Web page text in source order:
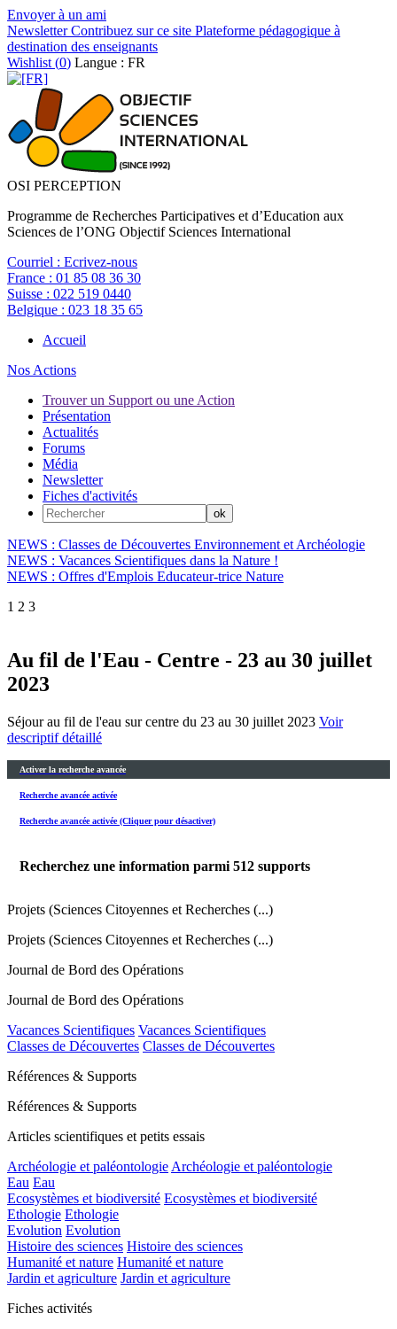
Envoyer à un ami
NewsletterContribuez sur ce site Plateforme pédagogique à
destination des enseignants
Wishlist (0) Langue : FR
OSI PERCEPTION
Programme de Recherches Participatives et d’Education aux
Sciences de l’ONG Objectif Sciences International
Courriel : Ecrivez-nous
France : 01 85 08 36 30
Suisse : 022 519 0440
Belgique : 023 18 35 65
Accueil
Nos Actions
Trouver un Support ou une Action
Présentation
Actualités
Forums
Média
Newsletter
Fiches d'activités
NEWS : Classes de Découvertes Environnement et Archéologie
NEWS : Vacances Scientifiques dans la Nature !
NEWS : Offres d'Emplois Educateur-trice Nature
1 2 3
Au fil de l'Eau - Centre - 23 au 30 juillet
2023
Séjour au fil de l'eau sur centre du 23 au 30 juillet 2023 Voir
descriptif détaillé
Activer la recherche avancée
Recherche avancée activée
Recherche avancée activée (Cliquer pour désactiver)
Recherchez une information parmi 512 supports
Projets (Sciences Citoyennes et Recherches (...)
Projets (Sciences Citoyennes et Recherches (...)
Journal de Bord des Opérations
Journal de Bord des Opérations
Vacances Scientifiques Vacances Scientifiques
Classes de Découvertes Classes de Découvertes
Références & Supports
Références & Supports
Articles scientifiques et petits essais
Archéologie et paléontologie Archéologie et paléontologie
Eau Eau
Ecosystèmes et biodiversité Ecosystèmes et biodiversité
Ethologie Ethologie
Evolution Evolution
Histoire des sciences Histoire des sciences
Humanité et nature Humanité et nature
Jardin et agriculture Jardin et agriculture
Fiches activités